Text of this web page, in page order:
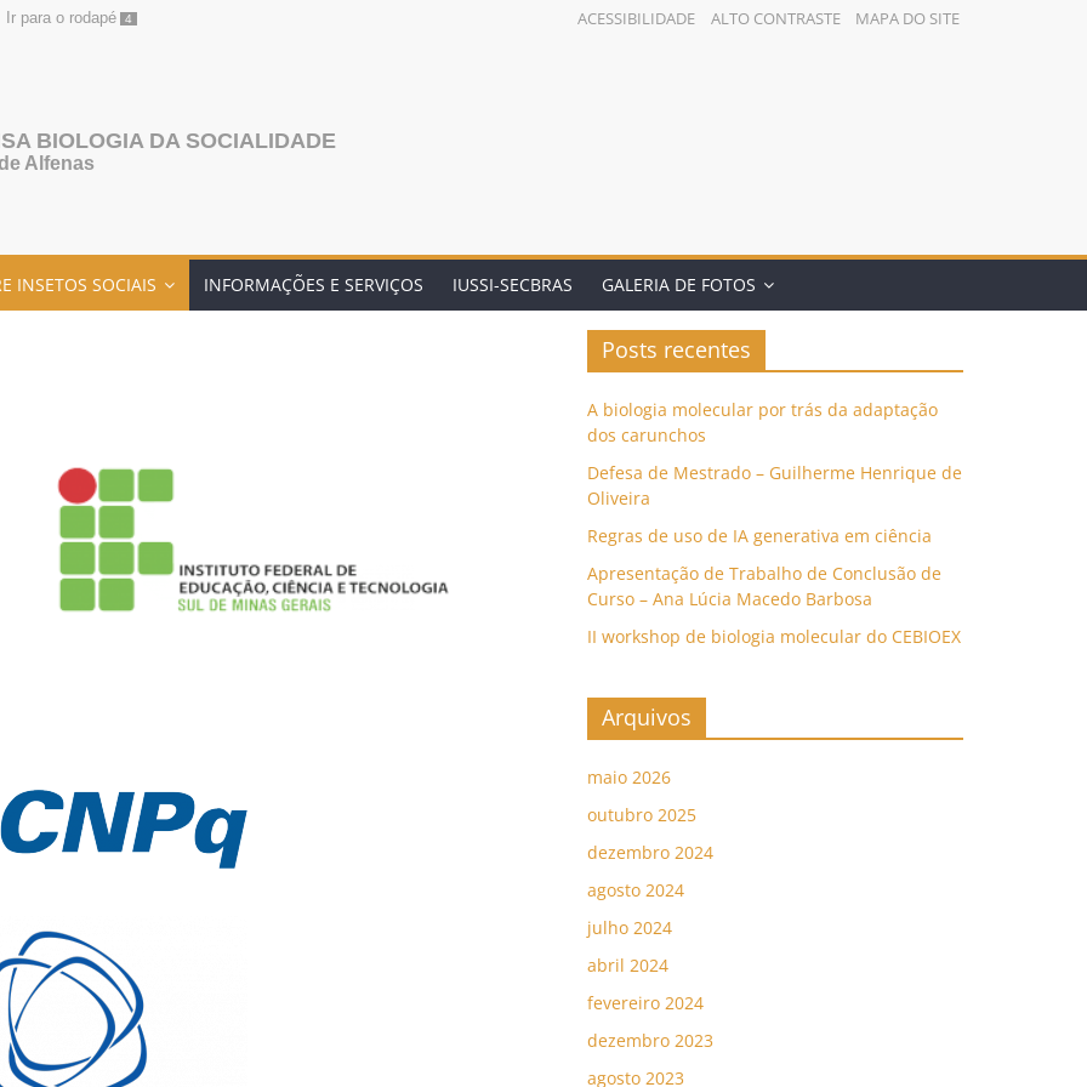
Ir para o rodapé 4 ACESSIBILIDADE ALTO CONTRASTE MAPA DO SITE
BIOLOGIA DA SOCIALIDADE
Alfenas
INSETOS SOCIAIS INFORMAÇÕES E SERVIÇOS IUSSI-SECBRAS GALERIA DE FOTOS
Posts recentes
A biologia molecular por trás da adaptação
dos carunchos
Defesa de Mestrado – Guilherme Henrique de
Oliveira
Regras de uso de IA generativa em ciência
Apresentação de Trabalho de Conclusão de
Curso – Ana Lúcia Macedo Barbosa
II workshop de biologia molecular do CEBIOEX
Arquivos
maio 2026
outubro 2025
dezembro 2024
agosto 2024
julho 2024
abril 2024
fevereiro 2024
dezembro 2023
agosto 2023